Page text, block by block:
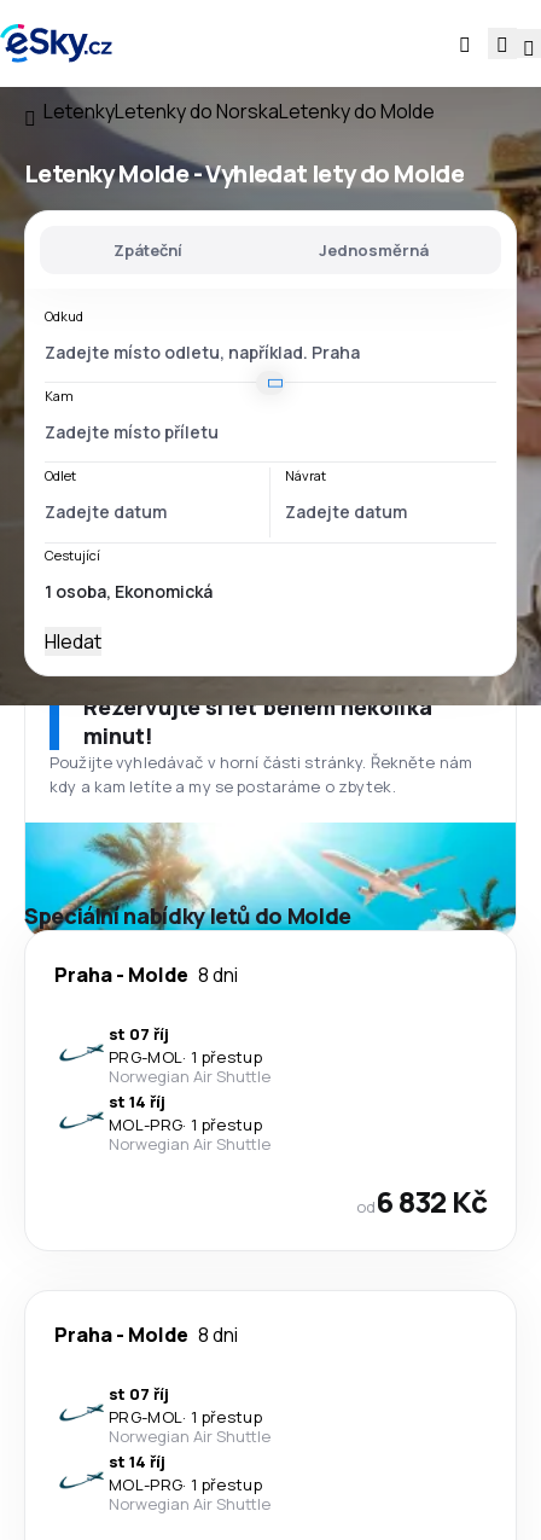
LetenkyLetenky do NorskaLetenky do Molde
Letenky Molde - Vyhledat lety do Molde
Zpáteční Jednosměrná
Odkud
Kam
Odlet Návrat
Cestující
Hledat
Rezervujte si let během několika
minut!
Použijte vyhledávač v horní části stránky. Řekněte nám
kdy a kam letíte a my se postaráme o zbytek.
Speciální nabídky letů do Molde
Praha- Molde 8 dni
st 07 říj
PRG-MOL· 1 přestup
Norwegian Air Shuttle
st 14 říj
MOL-PRG· 1 přestup
Norwegian Air Shuttle
od6 832 Kč
Praha- Molde 8 dni
st 07 říj
PRG-MOL· 1 přestup
Norwegian Air Shuttle
st 14 říj
MOL-PRG· 1 přestup
Norwegian Air Shuttle